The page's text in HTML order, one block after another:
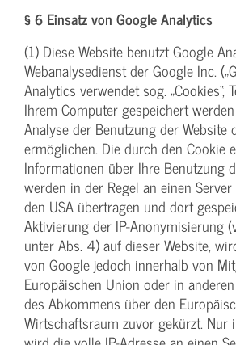
§ 6 Einsatz von Google Analytics
(1) Diese Website benutzt Google
Webanalysedienst der Google Inc.
Analytics verwendet sog. „Cookies“,
Ihrem Computer gespeichert
Analyse der Benutzung der Website
ermöglichen. Die durch den Cookie
Informationen über Ihre Benutzung
werden in der Regel an einen
den USA übertragen und dort
Aktivierung der IP-Anonymisierung
unter Abs. 4) auf dieser Website,
von Google jedoch innerhalb von
Europäischen Union oder in
des Abkommens über den
Wirtschaftsraum zuvor gekürzt. Nur